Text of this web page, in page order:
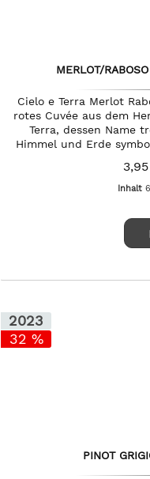
MERLOT/
Cielo e Terra Merlot
rotes Cuvée aus dem
Terra, dessen Name
Himmel und Erde
Inhalt
2023
32 %
PINOT